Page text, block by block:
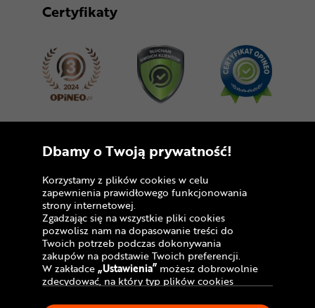
Certyfikaty
Dołącz do nas
Copyright © 2005 - 2026
Polityka prywatności i zasady korzystania z
Dbamy o Twoją prywatność!
Korzystamy z plików cookies w celu
zapewnienia prawidłowego funkcjonowania
strony internetowej.
Zgadzając się na wszystkie pliki cookies
pozwolisz nam na dopasowanie treści do
Twoich potrzeb podczas dokonywania
zakupów na podstawie Twoich preferencji.
W zakładce„Ustawienia” możesz dobrowolnie
zdecydować, na który typ plików cookies